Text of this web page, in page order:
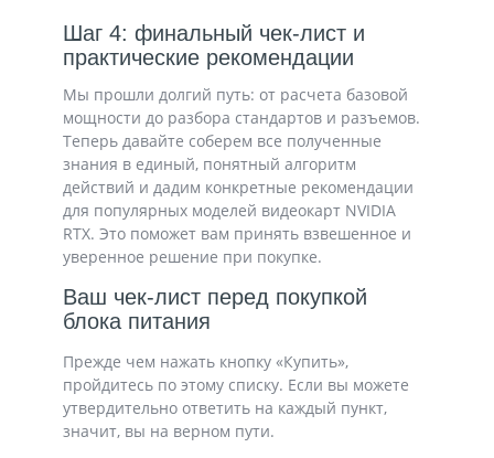
Шаг 4: финальный чек-лист и
практические рекомендации
Мы прошли долгий путь: от расчета базовой
мощности до разбора стандартов и разъемов.
Теперь давайте соберем все полученные
знания в единый, понятный алгоритм
действий и дадим конкретные рекомендации
для популярных моделей видеокарт NVIDIA
RTX. Это поможет вам принять взвешенное и
уверенное решение при покупке.
Ваш чек-лист перед покупкой
блока питания
Прежде чем нажать кнопку «Купить»,
пройдитесь по этому списку. Если вы можете
утвердительно ответить на каждый пункт,
значит, вы на верном пути.